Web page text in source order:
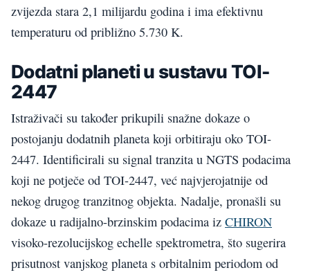
zvijezda stara 2,1 milijardu godina i ima efektivnu
temperaturu od približno 5.730 K.
Dodatni planeti u sustavu TOI-
2447
Istraživači su također prikupili snažne dokaze o
postojanju dodatnih planeta koji orbitiraju oko TOI-
2447. Identificirali su signal tranzita u NGTS podacima
koji ne potječe od TOI-2447, već najvjerojatnije od
nekog drugog tranzitnog objekta. Nadalje, pronašli su
dokaze u radijalno-brzinskim podacima iz CHIRON
visoko-rezolucijskog echelle spektrometra, što sugerira
prisutnost vanjskog planeta s orbitalnim periodom od